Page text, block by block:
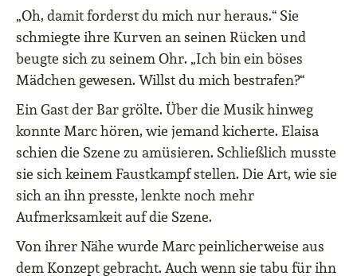
„Oh, damit forderst du mich nur heraus.“ Sie
schmiegte ihre Kurven an seinen Rücken und
beugte sich zu seinem Ohr. „Ich bin ein böses
Mädchen gewesen. Willst du mich bestrafen?“
Ein Gast der Bar grölte. Über die Musik hinweg
konnte Marc hören, wie jemand kicherte. Elaisa
schien die Szene zu amüsieren. Schließlich musste
sie sich keinem Faustkampf stellen. Die Art, wie sie
sich an ihn presste, lenkte noch mehr
Aufmerksamkeit auf die Szene.
Von ihrer Nähe wurde Marc peinlicherweise aus
dem Konzept gebracht. Auch wenn sie tabu für ihn